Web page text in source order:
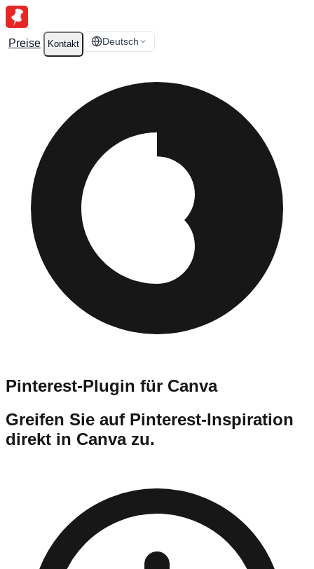
Preise Kontakt Deutsch
Pinterest-Plugin für Canva
Greifen Sie auf Pinterest-Inspiration
direkt in Canva zu.